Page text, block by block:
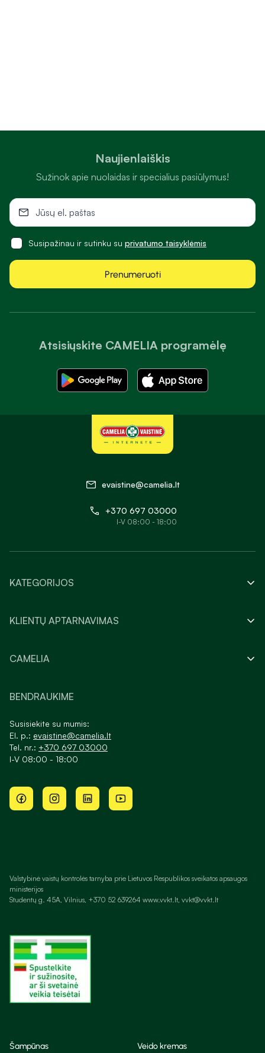
Atsisiųskite CAMELIA programėlę
Naujienlaiškis
Sužinok apie nuolaidas ir specialius pasiūlymus!
Susipažinau ir sutinku su privatumo taisyklėmis
Prenumeruoti
evaistine@camelia.lt
+370 697 03000
I-V 08:00 - 18:00
KATEGORIJOS
KLIENTŲ APTARNAVIMAS
CAMELIA
BENDRAUKIME
Susisiekite su mumis:
El. p.: evaistine@camelia.lt
Tel. nr.: +370 697 03000
I-V 08:00 - 18:00
Valstybinė vaistų kontrolės tarnyba prie Lietuvos Respublikos sveikatos apsaugos
ministerijos
Studentų g. 45A, Vilnius, +370 52 639264 www.vvkt.lt, vvkt@vvkt.lt
Šampūnas Veido kremas